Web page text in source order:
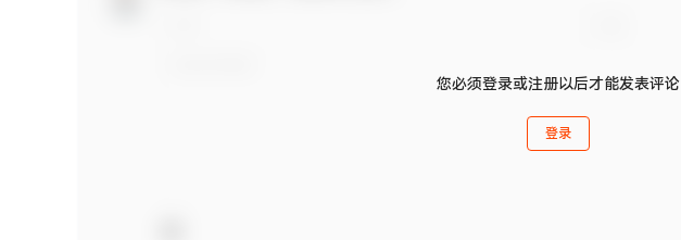
您必须登录或注册以后才能发表评论
登录